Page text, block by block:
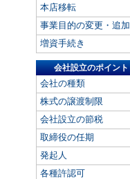
本店移転
事業目的の変更・追加
増資手続き
会社設立のポイント
会社の種類
株式の譲渡制限
会社設立の節税
取締役の任期
発起人
各種許認可